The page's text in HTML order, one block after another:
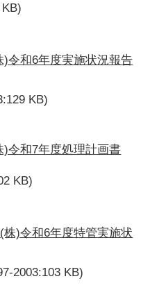
)令和6年度実施状況報告
KB)
)令和7年度処理計画書
KB)
株)令和6年度特管実施状
2003:103 KB)